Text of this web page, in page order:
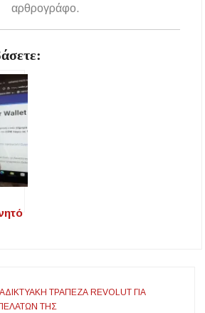
αρθρογράφο.
ΤΡΆΠΕΖΑ REVOLUT ΓΙΑ
ΤΗΣ